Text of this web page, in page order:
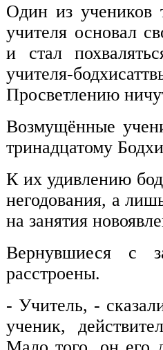
Один из учеников
учителя основал
и стал
учителя-
Просветлению
Возмущённые
тринадцатому
К их удивлению
негодования, а
на занятия
Вернувшиеся с
расстроены.
- Учитель, -
ученик,